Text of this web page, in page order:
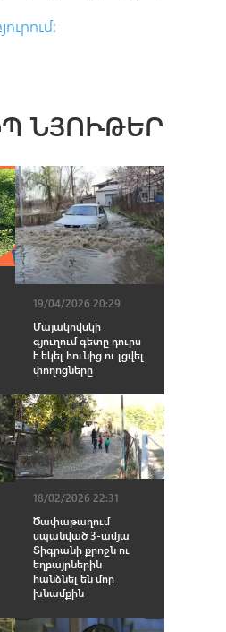
ՆՅՈՒԹԵՐ
19/04/2026 20:29
Մայակովսկի
գյուղում գետը դուրս
է եկել հունից ու լցվել
փողոցները
18/02/2026 22:31
Ծափաթաղում
սպանված 3-ամյա
Տիգրանի քրոջն ու
եղբայրներին
հանձնել են մոր
խնամքին